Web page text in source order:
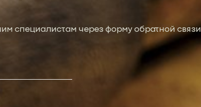
специалистам через форму обратной связи